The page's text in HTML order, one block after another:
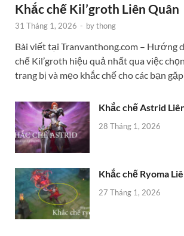
Khắc chế Kil’groth Liên Quân
31 Tháng 1, 2026 - bythong
Bài viết tại Tranvanthong.com – Hướng
chế Kil’groth hiệu quả nhất qua việc
trang bị và mẹo khắc chế cho các bạn
Khắc chế Astrid
28 Tháng 1, 2026
Khắc chế Ryoma
27 Tháng 1, 2026